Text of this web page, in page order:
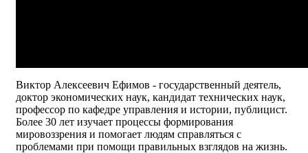
Виктор Алексеевич Ефимов - государственный деятель,
доктор экономических наук, кандидат технических наук,
профессор по кафедре управления и истории, публицист.
Более 30 лет изучает процессы формирования
мировоззрения и помогает людям справляться с
проблемами при помощи правильных взглядов на жизнь.